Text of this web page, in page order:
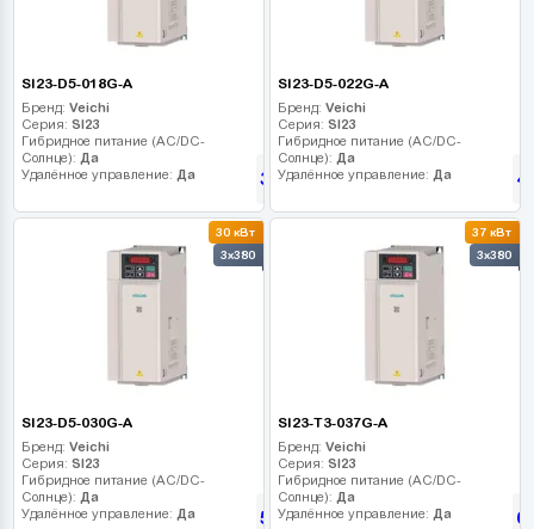
SI23-D5-018G-A
Бренд: Veichi
Серия: SI23
Гибридное питание (AC/DC-
Солнце): Да
Удалённое управление: Да 37 035грн
SI23-D5-022G-A
Бренд: Veichi
Серия: SI23
Гибридное питание (AC/DC-
Солнце): Да
Удалённое управление: Да
30 кВт
3x380
SI23-D5-030G-A
Бренд: Veichi
Серия: SI23
Гибридное питание (AC/DC-
Солнце): Да
Удалённое управление: Да 56 385грн
37 кВт
3x380
SI23-T3-037G-A
Бренд: Veichi
Серия: SI23
Гибридное питание (AC/DC-
Солнце): Да
Удалённое управление: Да